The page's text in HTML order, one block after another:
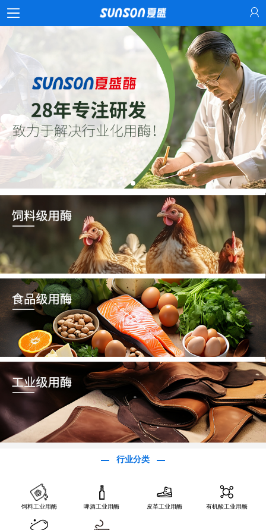
行业分类
饲料工业用酶 啤酒工业用酶 皮革工业用酶 有机酸工业用酶